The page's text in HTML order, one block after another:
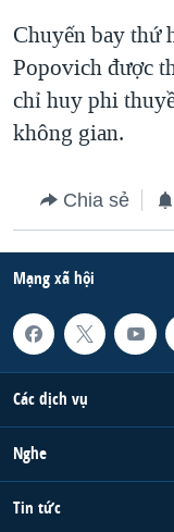
BÊN KIA QUỐC
QUAN HỆ VIỆT
Chuyến bay thứ
Popovich được
chỉ huy phi
không gian.
Chia sẻ
Mạng xã hội
Các dịch vụ
Nghe
Tin tức